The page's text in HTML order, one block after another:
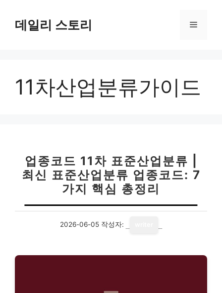
데일리 스토리 메
11차산업분류가이드
업종코드 11차 표준산업분류 |
최신 표준산업분류 업종코드: 7
가지 핵심 총정리
2026-06-05 작성자: